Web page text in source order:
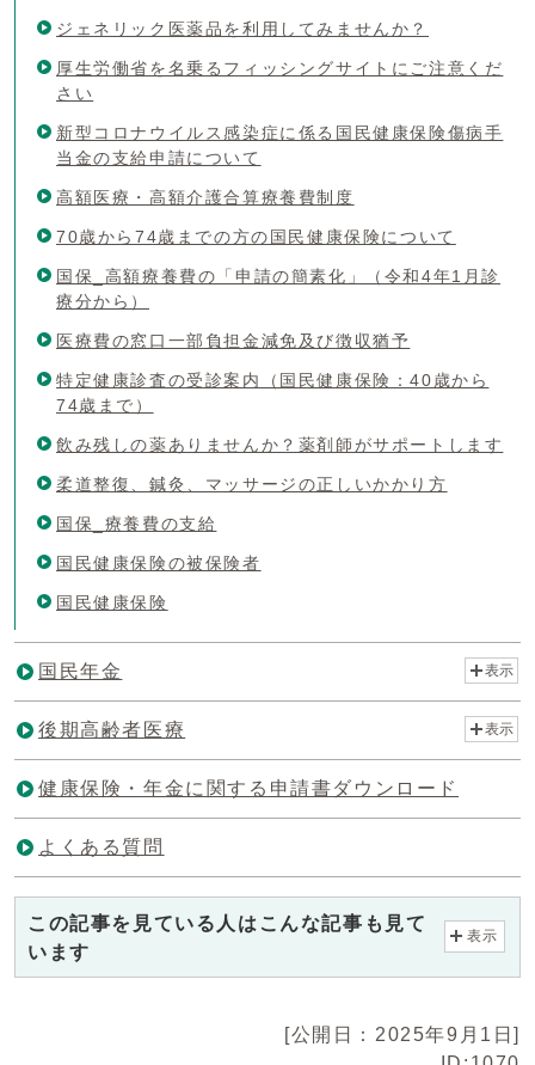
ジェネリック医薬品を利用してみませんか？
厚生労働省を名乗るフィッシングサイトにご注意くだ
さい
新型コロナウイルス感染症に係る国民健康保険傷病手
当金の支給申請について
高額医療・高額介護合算療養費制度
70歳から74歳までの方の国民健康保険について
国保_高額療養費の「申請の簡素化」（令和4年1月診
療分から）
医療費の窓口一部負担金減免及び徴収猶予
特定健康診査の受診案内（国民健康保険：40歳から
74歳まで）
飲み残しの薬ありませんか？薬剤師がサポートします
柔道整復、鍼灸、マッサージの正しいかかり方
国保_療養費の支給
国民健康保険の被保険者
国民健康保険
国民年金 表示
後期高齢者医療 表示
健康保険・年金に関する申請書ダウンロード
よくある質問
この記事を見ている人はこんな記事も見て
います
表示
[公開日：2025年9月1日]